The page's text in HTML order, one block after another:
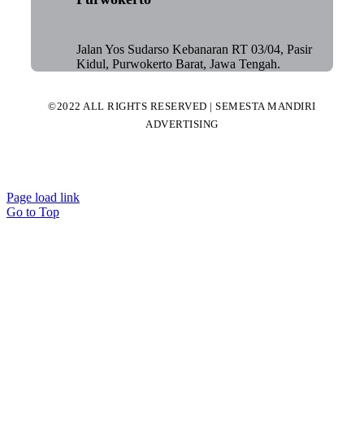
Jalan Yos Sudarso Kebanaran RT 03/04, Pasir
Kidul, Purwokerto Barat, Jawa Tengah.
©2022 ALL RIGHTS RESERVED | SEMESTA MANDIRI
ADVERTISING
Page load link
Go to Top